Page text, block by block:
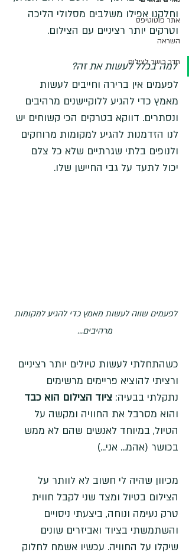
אתר פוטוטיפס
השראה
חדר כושר לצילום
וחלקנו אפילו משלבים מסלולי הליכה
וטרקים יותר רציניים עם הצילום.
למה בכלל לעשות את זה?
לפעמים אין ברירה וחייבים לעשות
מאמץ כדי להגיע ללוקיישנים מרהיבים
ונסתרים. דווקא בטרקים הכי קשוחים יש
לנו הזדמנות להגיע למקומות מרוחקים
ולנופים בלתי שגרתיים שלא כל צלם
יכול לתעד על גבי החיישן שלו.
לפעמים שווה לעשות מאמץ כדי להגיע למקומות
מרהיבים...
כשהתחלתי לעשות טיולים יותר רציניים
ורציתי להוציא פריימים מרשימים
נתקלתי בבעיה: ציוד הצילום הוא כבד
והוא מסרבל את החוויה ומקשה על
הטיול, במיוחד לאנשים שהם לא ממש
בכושר (אהמ... אני...)
מכיוון שהיה לי חשוב לא לוותר על
הצילום בטיול ומצד שני לקבל חווית
טרק נעימה ונוחה, ביצעתי ניסויים
והשתמשתי בציוד ואביזרים שונים
שיקלו על החוויה. עכשיו אשמח לחלוק